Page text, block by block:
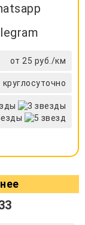
от 25 руб./км
круглосуточно